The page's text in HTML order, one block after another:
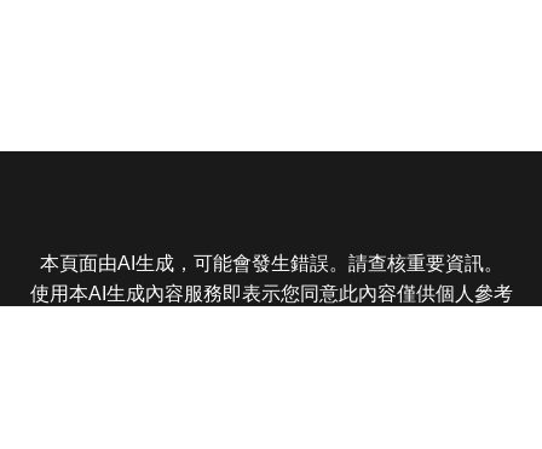
本頁面由AI生成，可能會發生錯誤。請查核重要資訊。
使用本AI生成內容服務即表示您同意此內容僅供個人參考